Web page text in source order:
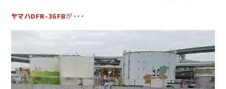
ヤマハDFR-36FBが・・・